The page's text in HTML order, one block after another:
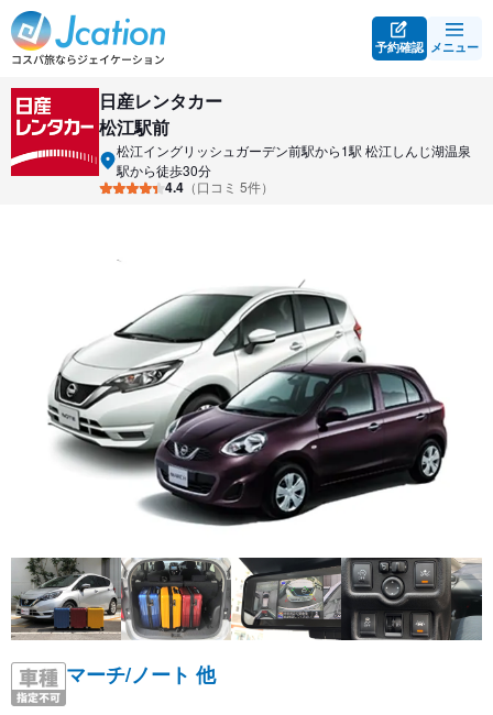
予約確認 メニュー
日産レンタカー
松江駅前
松江イングリッシュガーデン前駅から1駅 松江しんじ湖温泉
駅から徒歩30分
4.4 （口コミ 5件）
マーチ/ノート 他